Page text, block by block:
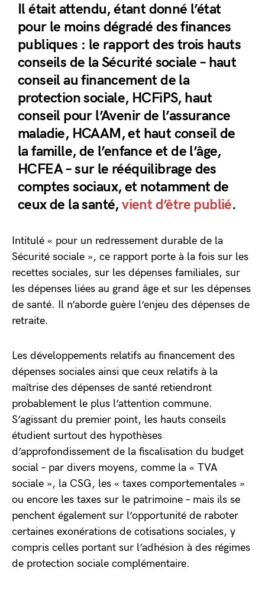
Il était attendu, étant donné l’état
pour le moins dégradé des finances
publiques : le rapport des trois hauts
conseils de la Sécurité sociale – haut
conseil au financement de la
protection sociale, HCFiPS, haut
conseil pour l’Avenir de l’assurance
maladie, HCAAM, et haut conseil de
la famille, de l’enfance et de l’âge,
HCFEA – sur le rééquilibrage des
comptes sociaux, et notamment de
ceux de la santé,vient d’être publié.
Intitulé « pour un redressement durable de la
Sécurité sociale », ce rapport porte à la fois sur les
recettes sociales, sur les dépenses familiales, sur
les dépenses liées au grand âge et sur les dépenses
de santé. Il n’aborde guère l’enjeu des dépenses de
retraite.
Les développements relatifs au financement des
dépenses sociales ainsi que ceux relatifs à la
maîtrise des dépenses de santé retiendront
probablement le plus l’attention commune.
S’agissant du premier point, les hauts conseils
étudient surtout des hypothèses
d’approfondissement de la fiscalisation du budget
social – par divers moyens, comme la « TVA
sociale », la CSG, les « taxes comportementales »
ou encore les taxes sur le patrimoine – mais ils se
penchent également sur l’opportunité de raboter
certaines exonérations de cotisations sociales, y
compris celles portant sur l’adhésion à des régimes
de protection sociale complémentaire.